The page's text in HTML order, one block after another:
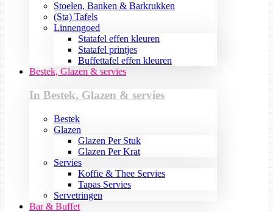
Stoelen, Banken & Barkrukken
(Sta) Tafels
Linnengoed
Statafel effen kleuren
Statafel printjes
Buffettafel effen kleuren
Bestek, Glazen & servies
In Bestek, Glazen & servies
Bestek
Glazen
Glazen Per Stuk
Glazen Per Krat
Servies
Koffie & Thee Servies
Tapas Servies
Servetringen
Bar & Buffet